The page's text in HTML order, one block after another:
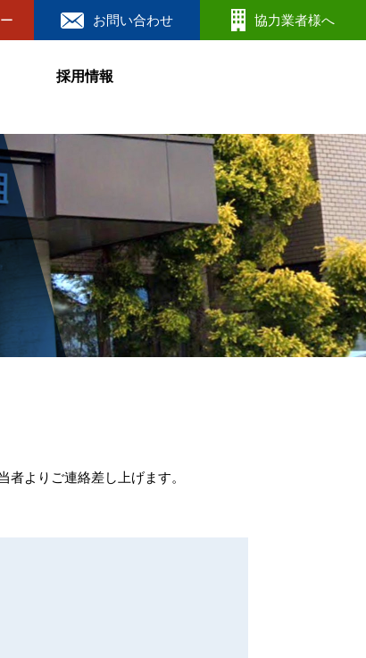
お問い合わせ 協力業者様へ
採用情報
よりご連絡差し上げます。